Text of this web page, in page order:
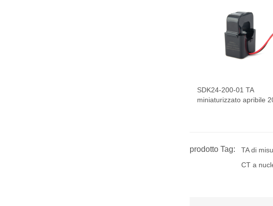
SDK24-200-01 TA
miniaturizzato apribile
prodotto Tag: TA di
CT a